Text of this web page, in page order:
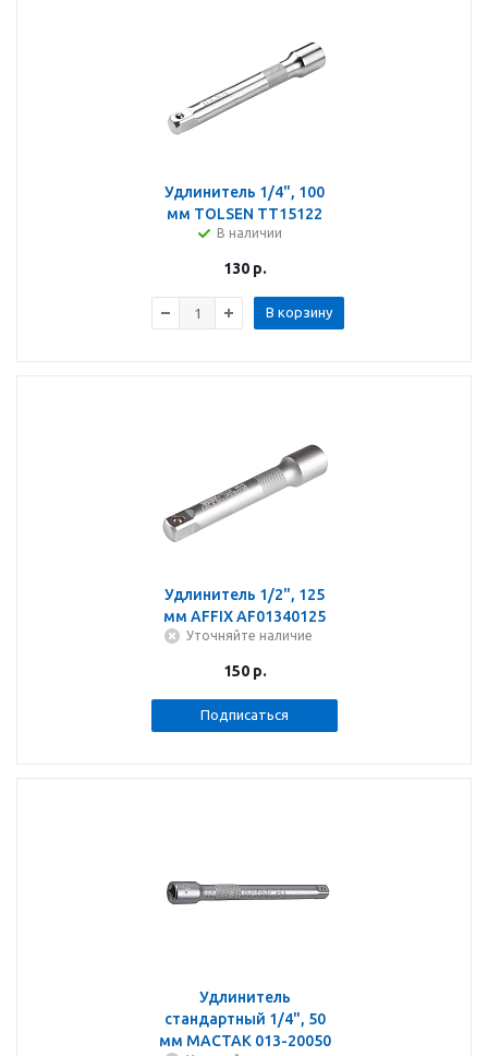
Удлинитель 1/4", 100
мм TOLSEN TT15122
В наличии
130р.
В корзину
Удлинитель 1/2", 125
мм AFFIX AF01340125
Уточняйте наличие
150р.
Подписаться
Удлинитель
стандартный 1/4", 50
мм МАСТАК 013-20050